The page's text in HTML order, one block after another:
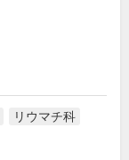
リウマチ科